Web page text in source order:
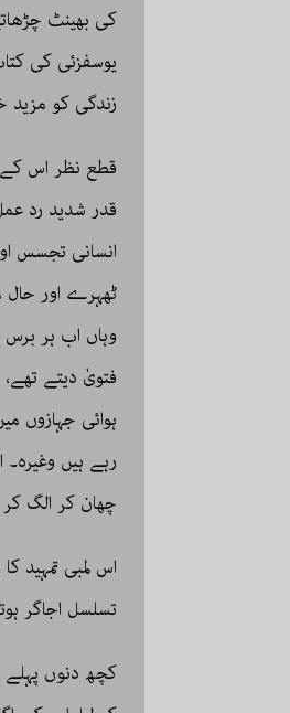
کی بھینٹ
یوسفزئی کی
زندگی کو مزید
قطع نظر اس کے
قدر شدید رد
انسانی تجسس
ٹھہرے اور حال
وہاں اب ہر برس
فتویٰ دیتے تھے،
ہوائی جہازوں
رہے ہیں
چھان کر الگ کر
اس لمبی تمہید
تسلسل اجاگر
کچھ دنوں پہلے